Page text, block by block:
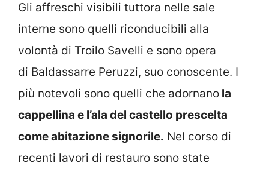
Gli affreschi visibili tuttora nelle sale
interne sono quelli riconducibili alla
volontà di Troilo Savelli e sono opera
di Baldassarre Peruzzi, suo conoscente. I
più notevoli sono quelli che adornano la
cappellina e l’ala del castello prescelta
come abitazione signorile. Nel corso di
recenti lavori di restauro sono state